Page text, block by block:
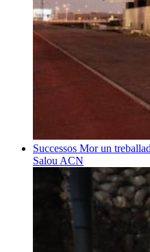
Successos Mor un
Salou ACN